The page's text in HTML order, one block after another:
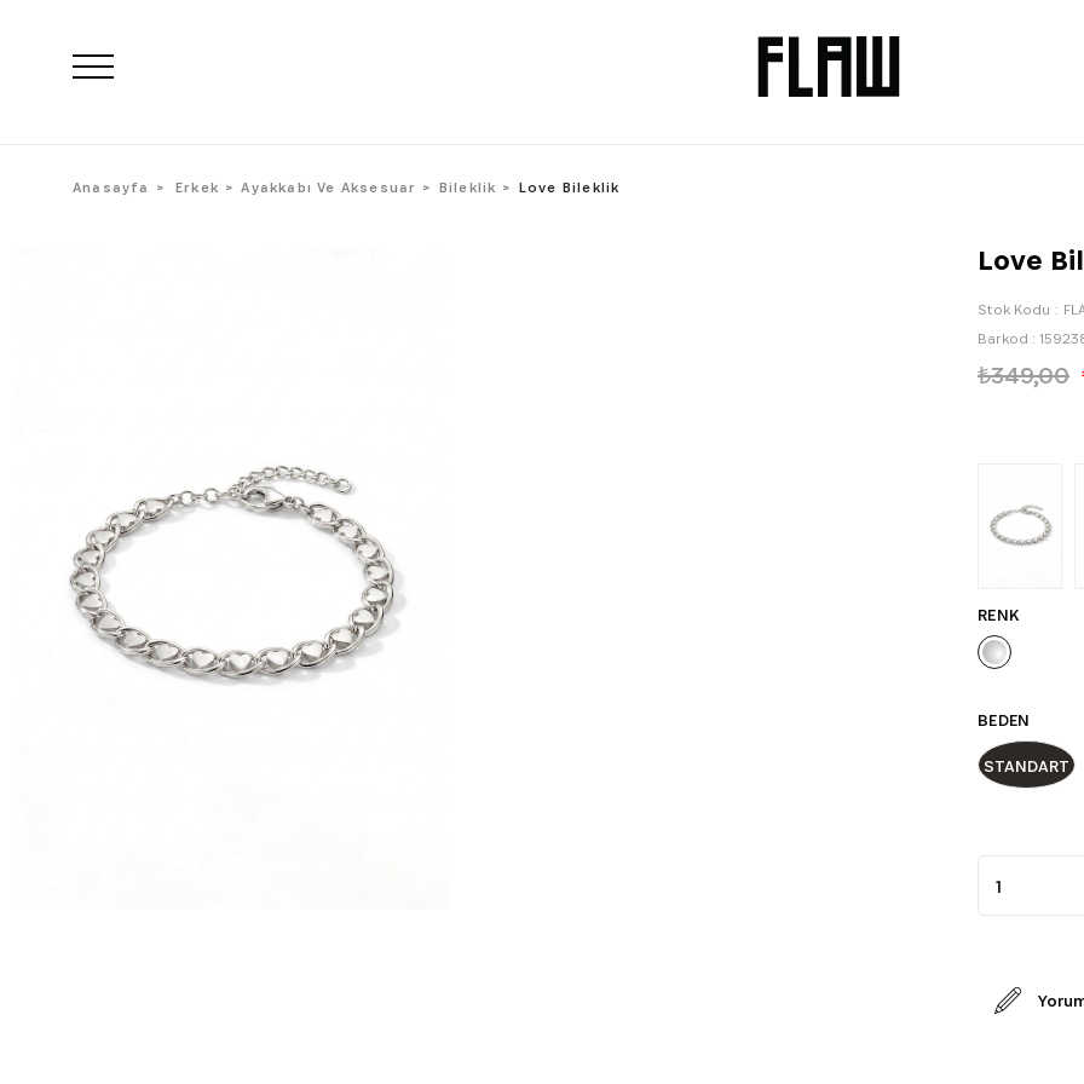
Anasayfa Erkek Ayakkabı Ve Aksesuar Bileklik Love Bileklik
Love
Stok Kodu
Barkod :
₺349,00
RENK
BEDEN
STANDART